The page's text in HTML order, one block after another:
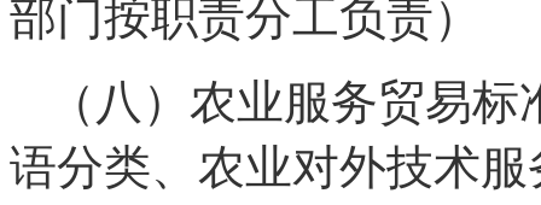
部门按职责分工负责）
（八）农业服务贸易
语分类、农业对外技术